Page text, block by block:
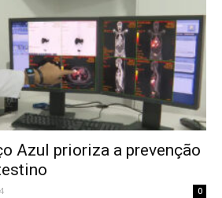
Azul prioriza a prevenção
0